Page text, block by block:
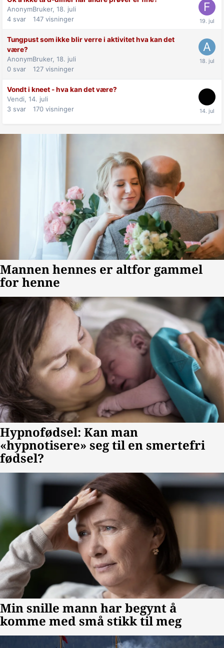
AnonymBruker, 18. juli
4 svar 147 visninger
Tungpust som ikke blir verre i aktivitet hva kan det
være?
AnonymBruker, 18. juli
0 svar 127 visninger
Vondt i kneet - hva kan det være?
Vendi, 14. juli
3 svar 170 visninger